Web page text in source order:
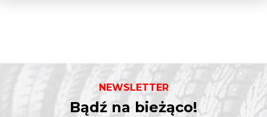
NEWSLETTER
Bądź na bieżąco!